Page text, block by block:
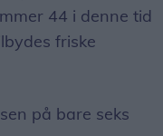
44 i denne tid
friske
på bare seks